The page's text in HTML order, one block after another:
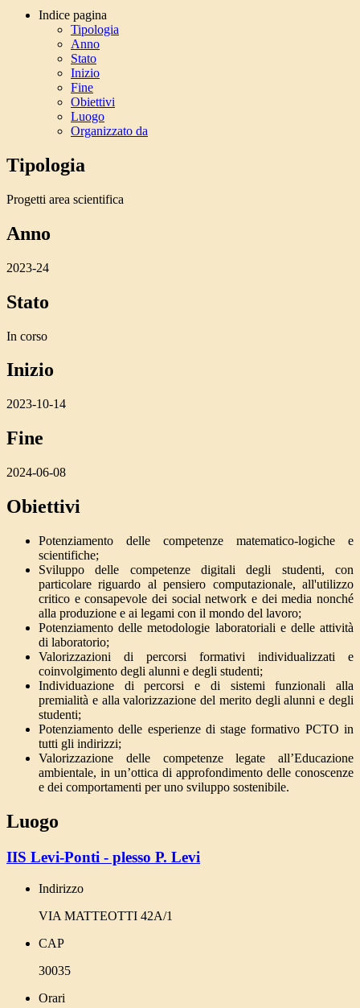
Indice pagina
Tipologia
Anno
Stato
Inizio
Fine
Obiettivi
Luogo
Organizzato da
Tipologia
Progetti area scientifica
Anno
2023-24
Stato
In corso
Inizio
2023-10-14
Fine
2024-06-08
Obiettivi
Potenziamento delle competenze matematico-logiche e
scientifiche;
Sviluppo delle competenze digitali degli studenti, con
particolare riguardo al pensiero computazionale, all'utilizzo
critico e consapevole dei social network e dei media nonché
alla produzione e ai legami con il mondo del lavoro;
Potenziamento delle metodologie laboratoriali e delle attività
di laboratorio;
Valorizzazioni di percorsi formativi individualizzati e
coinvolgimento degli alunni e degli studenti;
Individuazione di percorsi e di sistemi funzionali alla
premialità e alla valorizzazione del merito degli alunni e degli
studenti;
Potenziamento delle esperienze di stage formativo PCTO in
tutti gli indirizzi;
Valorizzazione delle competenze legate all’Educazione
ambientale, in un’ottica di approfondimento delle conoscenze
e dei comportamenti per uno sviluppo sostenibile.
Luogo
IIS Levi-Ponti - plesso P. Levi
Indirizzo
VIA MATTEOTTI 42A/1
CAP
30035
Orari